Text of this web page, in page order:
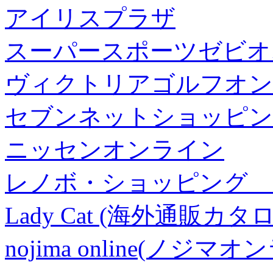
アイリスプラザ
スーパースポーツゼビ
ヴィクトリアゴルフオ
セブンネットショッピ
ニッセンオンライン
レノボ・ショッピング
Lady Cat (海外通販カタ
nojima online(ノジマオ